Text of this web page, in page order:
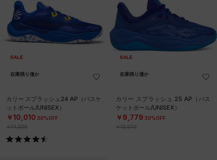
SALE
在庫残り僅か
カリー スプラッシュ24 AP（バスケ
ットボール/UNISEX）
￥10,010 30%OFF
￥14,300
SALE
在庫残り僅か
カリー スプラッシュ 25 AP（バス
ケットボール/UNISEX）
￥9,779 30%OFF
￥13,970